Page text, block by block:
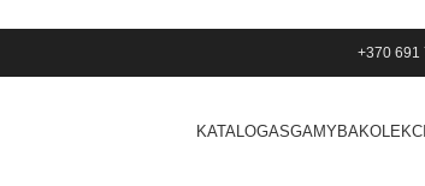
+370 691
KATALOGASGAMYBA